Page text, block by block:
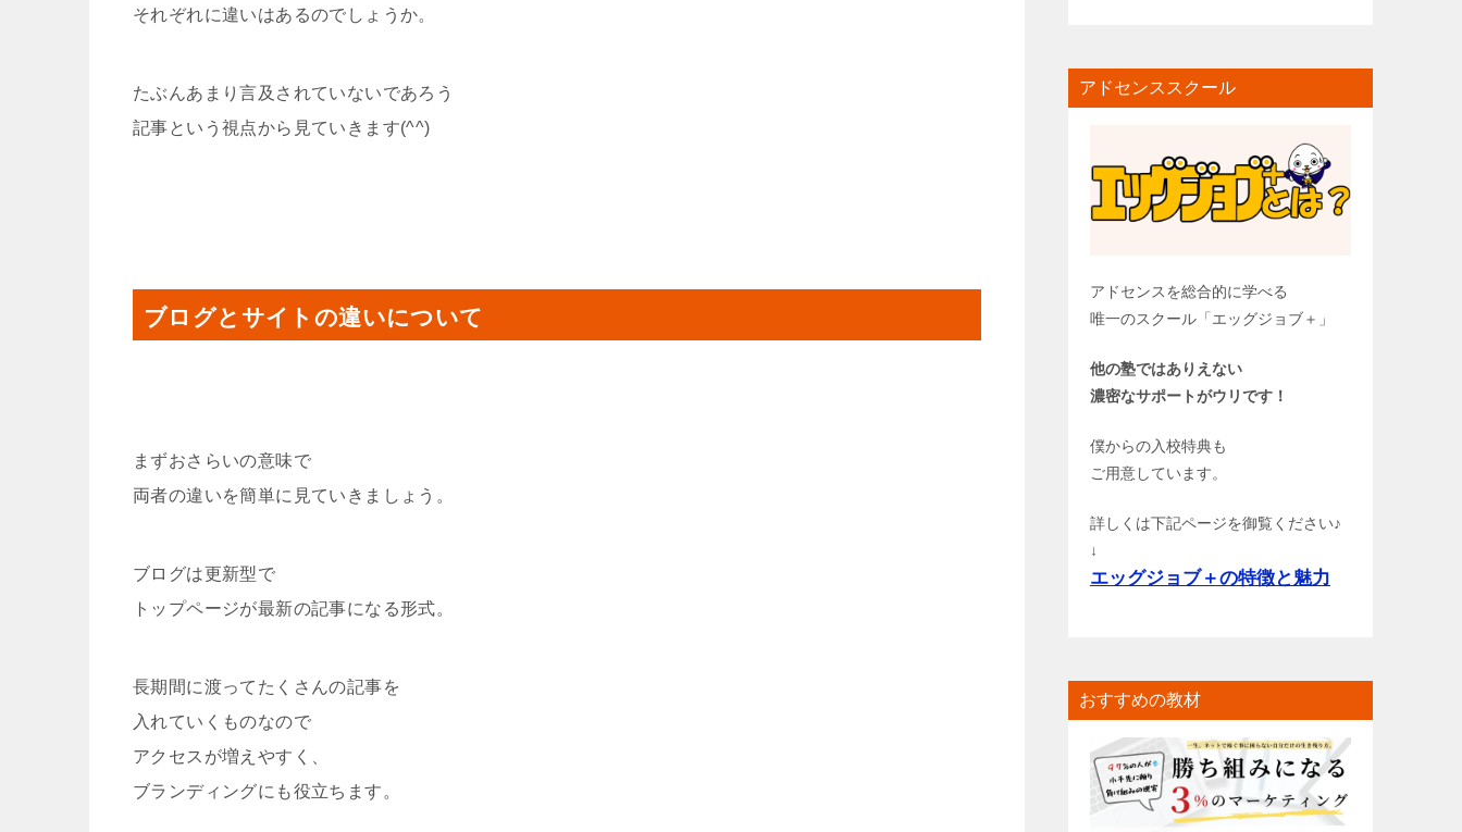
それぞれに違いはあるのでしょうか。
たぶんあまり言及されていないであろう
記事という視点から見ていきます(^^)
ブログとサイトの違いについて
まずおさらいの意味で
両者の違いを簡単に見ていきましょう。
ブログは更新型で
トップページが最新の記事になる形式。
長期間に渡ってたくさんの記事を
入れていくものなので
アクセスが増えやすく、
ブランディングにも役立ちます。
アドセンススクール
アドセンスを総合的に学べる
唯一のスクール「エッグジョブ＋」
他の塾ではありえない
濃密なサポートがウリです！
僕からの入校特典も
ご用意しています。
詳しくは下記ページを御覧ください♪
↓
エッグジョブ＋の特徴と魅力
おすすめの教材